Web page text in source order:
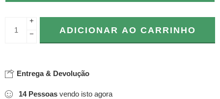
+
−
ADICIONAR AO CARRINHO
Entrega & Devolução
14 Pessoas vendo isto agora